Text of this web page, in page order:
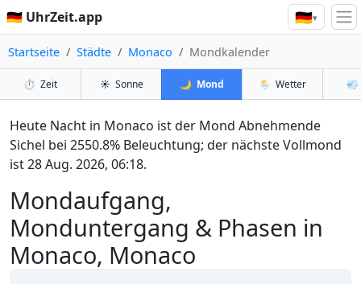
🇩🇪 UhrZeit.app 🇩🇪▾
Startseite Städte Monaco Mondkalender
⏱️ Zeit ☀️ Sonne 🌙 Mond 🌦️ Wetter 💨
Mondaufgang,
Monduntergang & Phasen in
Monaco, Monaco
Heute Nacht in Monaco ist der Mond Abnehmende
Sichel bei 2550.8% Beleuchtung; der nächste Vollmond
ist 28 Aug. 2026, 06:18.